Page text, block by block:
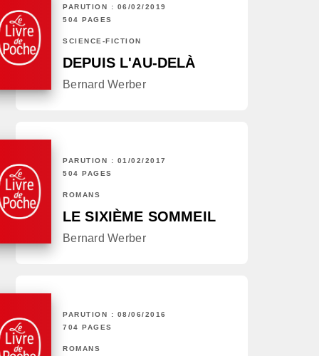
PARUTION : 06/02/2019
504 PAGES
SCIENCE-FICTION
DEPUIS L'AU-DELÀ
Bernard Werber
PARUTION : 01/02/2017
504 PAGES
ROMANS
LE SIXIÈME SOMMEIL
Bernard Werber
PARUTION : 08/06/2016
704 PAGES
ROMANS